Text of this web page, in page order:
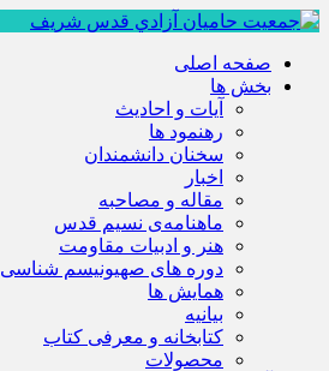
صفحه اصلی
بخش ها
آیات و احادیث
رهنمود ها
سخنان دانشمندان
اخبار
مقاله و مصاحبه
ماهنامه‌ی نسیم قدس
هنر و ادبیات مقاومت
دوره های صهیونیسم شناسی
همايش ها
بيانيه
کتابخانه و معرفی کتاب
محصولات